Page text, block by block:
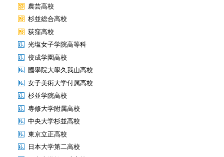
農芸高校
杉並総合高校
荻窪高校
光塩女子学院高等科
佼成学園高校
國學院大學久我山高校
女子美術大学付属高校
杉並学院高校
専修大学附属高校
中央大学杉並高校
東京立正高校
日本大学第二高校